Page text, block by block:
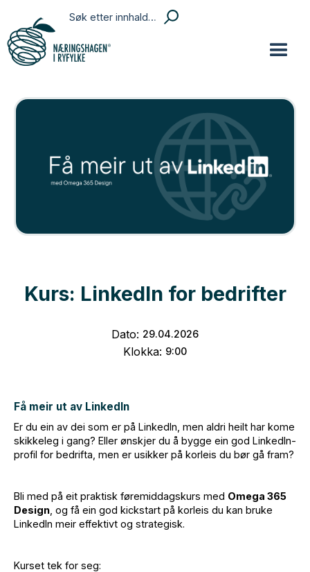
Kurs: LinkedIn for bedrifter
Dato: 29.04.2026
Klokka: 9:00
Få meir ut av LinkedIn
Er du ein av dei som er på LinkedIn, men aldri heilt har kome
skikkeleg i gang? Eller ønskjer du å bygge ein god LinkedIn-
profil for bedrifta, men er usikker på korleis du bør gå fram?
Bli med på eit praktisk føremiddagskurs med Omega 365
Design , og få ein god kickstart på korleis du kan bruke
LinkedIn meir effektivt og strategisk.
Kurset tek for seg: